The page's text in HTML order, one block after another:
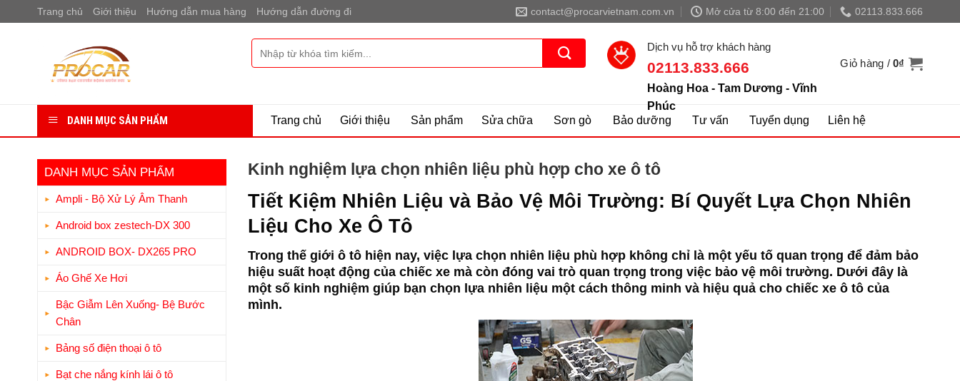
qua
Trang chủ Giới thiệu Hướng dẫn mua hàng Hướng dẫn đường đi contact@procarvietnam.com.vn Mở cửa từ 8:00 đến 21:00 02113.833.666
kiếm:
Dịch vụ hỗ trợ khách hàng
02113.833.666
Hoàng Hoa - Tam Dương - Vĩnh
Phúc
Giỏ hàng /0₫
DANH MỤC SẢN PHẨM Trang chủ Giới thiệu Sản phẩm Sửa chữa Sơn gò Bảo dưỡng Tư vấn Tuyển dụng Liên hệ
DANH MỤC SẢN PHẨM
Ampli - Bộ Xử Lý Âm Thanh
Android box zestech-DX 300
ANDROID BOX- DX265 PRO
Áo Ghế Xe Hơi
Bậc Giẫm Lên Xuống- Bệ Bước
Chân
Bảng số điện thoại ô tô
Bạt che nắng kính lái ô tô
Kinh nghiệm lựa chọn nhiên liệu phù hợp cho xe ô tô
Tiết Kiệm Nhiên Liệu và Bảo Vệ Môi Trường: Bí Quyết Lựa Chọn Nhiên
Liệu Cho Xe Ô Tô
Trong thế giới ô tô hiện nay, việc lựa chọn nhiên liệu phù hợp không chỉ là một yếu tố quan trọng để đảm bảo
hiệu suất hoạt động của chiếc xe mà còn đóng vai trò quan trọng trong việc bảo vệ môi trường. Dưới đây là
một số kinh nghiệm giúp bạn chọn lựa nhiên liệu một cách thông minh và hiệu quả cho chiếc xe ô tô của
mình.